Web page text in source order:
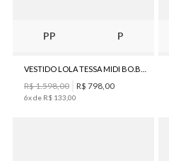
PP P
R$1.598,00 R$ 798 00
6x de R$ 133 00